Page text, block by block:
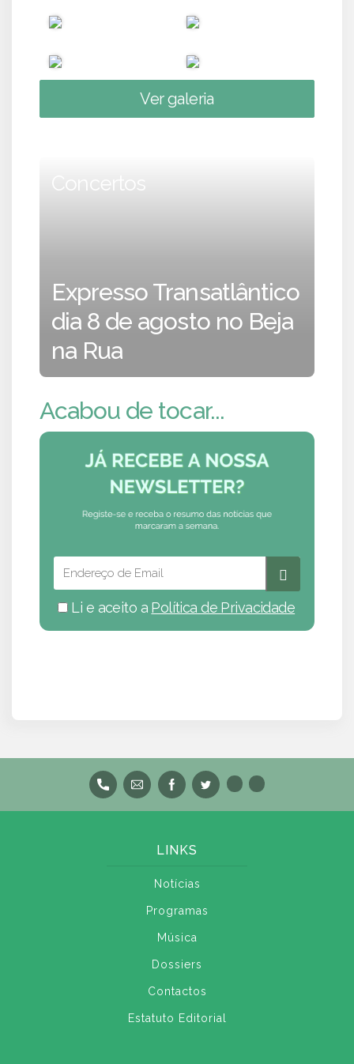
Ver galeria
Concertos
Expresso Transatlântico
dia 8 de agosto no Beja
na Rua
Acabou de tocar...
Li e aceito a Política de Privacidade
LINKS
Notícias
Programas
Música
Dossiers
Contactos
Estatuto Editorial